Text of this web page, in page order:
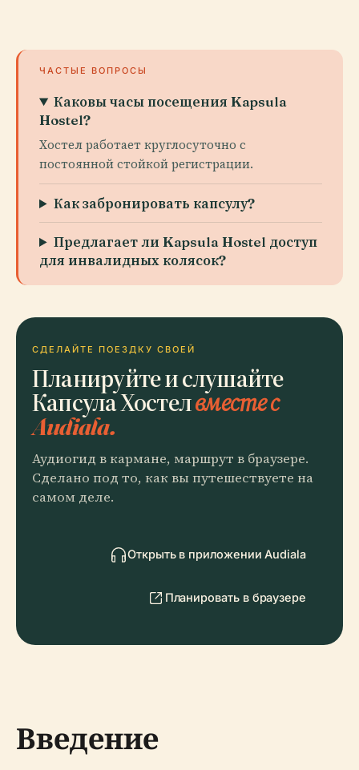
ЧАСТЫЕ ВОПРОСЫ
Каковы часы посещения Kapsula
Hostel?
Хостел работает круглосуточно с
постоянной стойкой регистрации.
Как забронировать капсулу?
Предлагает ли Kapsula Hostel доступ
для инвалидных колясок?
СДЕЛАЙТЕ ПОЕЗДКУ СВОЕЙ
Планируйте и слушайте
Капсула Хостелвместе с
Audiala.
Аудиогид в кармане, маршрут в браузере.
Сделано под то, как вы путешествуете на
самом деле.
Открыть в приложении Audiala
Планировать в браузере
Введение